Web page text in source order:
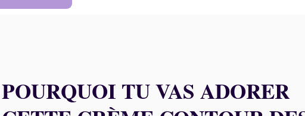
POURQUOI TU VAS ADORER